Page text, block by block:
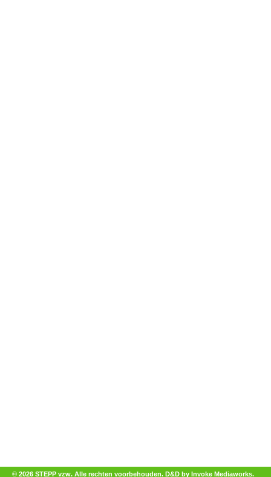
© 2026 STEPP vzw. Alle rechten voorbehouden. D&D by Invoke Mediaworks.